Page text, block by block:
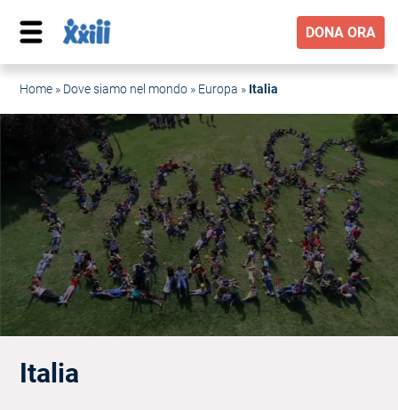
DONA ORA
Home » Dove siamo nel mondo » Europa » Italia
Italia